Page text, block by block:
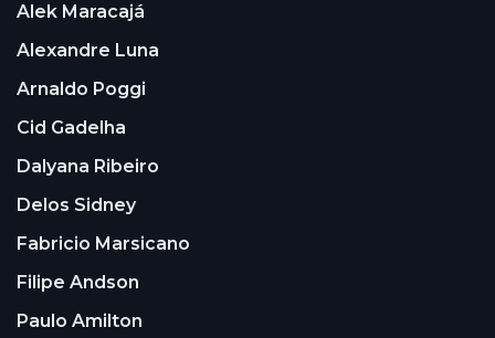
Alek Maracajá
Alexandre Luna
Arnaldo Poggi
Cid Gadelha
Dalyana Ribeiro
Delos Sidney
Fabricio Marsicano
Filipe Andson
Paulo Amilton